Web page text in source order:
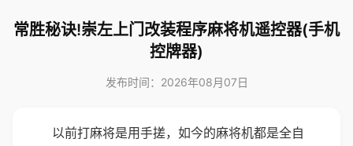
常胜秘诀!崇左上门改装程序麻将机遥控器(手机
控牌器)
发布时间：2026年08月07日
以前打麻将是用手搓，如今的麻将机都是全自